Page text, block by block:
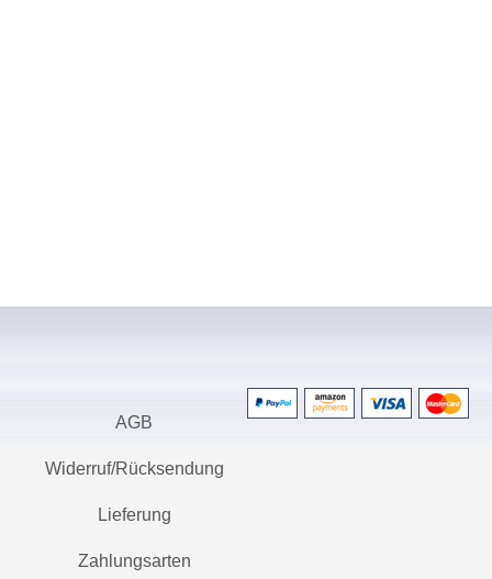
AGB
Widerruf/Rücksendung
Lieferung
Zahlungsarten